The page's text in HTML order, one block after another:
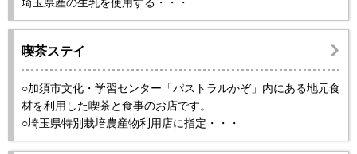
喫茶ステイ
○加須市文化・学習センター「パストラルかぞ」内にある地元食
材を利用した喫茶と食事のお店です。
○埼玉県特別栽培農産物利用店に指定・・・